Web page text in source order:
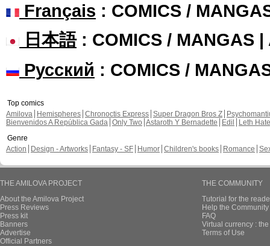
Français : COMICS /
日本語: COMICS / MANGAS |
Русский : COMICS /
Top comics
Amilova
Hemispheres Chronoctis Express Super Dragon Bros Z
Bienvenidos A República Gada Only Two Astaroth Y Bernadette Edil
Leth Hate
Genre
Action
Design - Artworks Fantasy - SF Humor Children's books Romance
THE AMILOVA PROJECT
About the Amilova Project
Press Reviews
Press kit
Banners
Advertise
Official Partners
THE COMMUNITY
Tutorial for the
Help the
FAQ
Virtual currency :
Terms of Use